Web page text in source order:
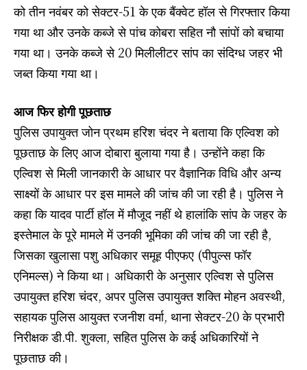
को तीन नवंबर को सेक्टर-51 के एक बैंक्वेट हॉल से गिरफ्तार किया
गया था और उनके कब्जे से पांच कोबरा सहित नौ सांपों को बचाया
गया था। उनके कब्जे से 20 मिलीलीटर सांप का संदिग्ध जहर भी
जब्त किया गया था।
आज फिर होगी पूछताछ
पुलिस उपायुक्त जोन प्रथम हरिश चंदर ने बताया कि एल्विश को
पूछताछ के लिए आज दोबारा बुलाया गया है। उन्होंने कहा कि
एल्विश से मिली जानकारी के आधार पर वैज्ञानिक विधि और अन्य
साक्ष्यों के आधार पर इस मामले की जांच की जा रही है। पुलिस ने
कहा कि यादव पार्टी हॉल में मौजूद नहीं थे हालांकि सांप के जहर के
इस्तेमाल के पूरे मामले में उनकी भूमिका की जांच की जा रही है,
जिसका खुलासा पशु अधिकार समूह पीएफए (पीपुल्स फॉर
एनिमल्स) ने किया था। अधिकारी के अनुसार एल्विश से पुलिस
उपायुक्त हरिश चंदर, अपर पुलिस उपायुक्त शक्ति मोहन अवस्थी,
सहायक पुलिस आयुक्त रजनीश वर्मा, थाना सेक्टर-20 के प्रभारी
निरीक्षक डी.पी. शुक्ला, सहित पुलिस के कई अधिकारियों ने
पूछताछ की।